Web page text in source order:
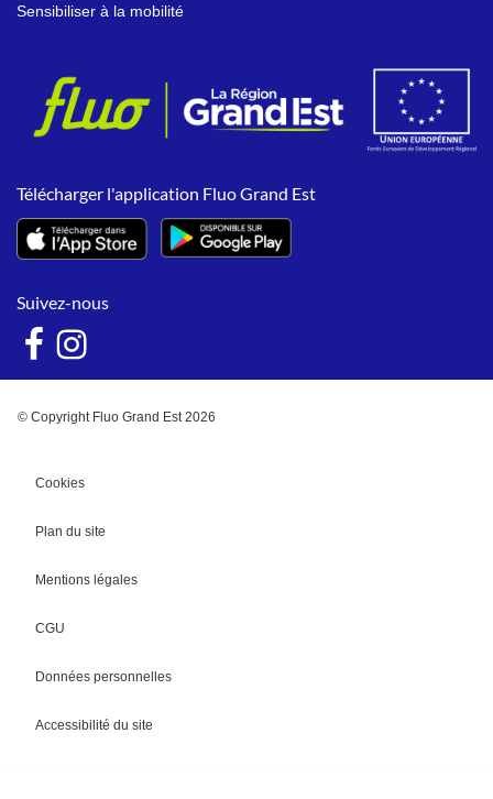
Sensibiliser à la mobilité
Télécharger l'application Fluo Grand Est
Suivez-nous
© Copyright Fluo Grand Est 2026
Cookies
Plan du site
Mentions légales
CGU
Données personnelles
Accessibilité du site